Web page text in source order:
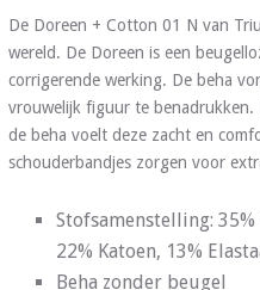
De Doreen + Cotton 01 N van
wereld. De Doreen is een
corrigerende werking. De beha
vrouwelijk figuur te
de beha voelt deze zacht en
schouderbandjes zorgen voor
Stofsamenstelling:
22% Katoen, 13%
Beha zonder beugel